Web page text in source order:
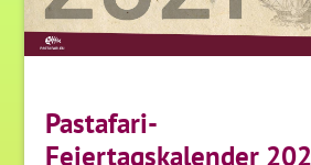
Pastafari-
Feiertagskalender